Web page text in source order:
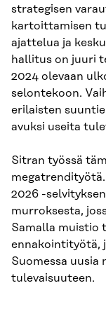
strategisen
kartoittamisen
ajattelua ja
hallitus on juuri
2024 olevaan
selontekoon.
erilaisten
avuksi useita
Sitran työssä
2026 -
murroksesta,
Samalla muistio
ennakointityötä,
Suomessa uusia
tulevaisuuteen.